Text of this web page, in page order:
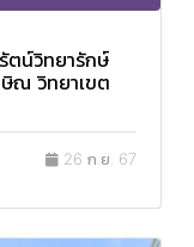
ตน์วิทยารักษ์
ณ วิทยาเขต
26 ก.ย. 67